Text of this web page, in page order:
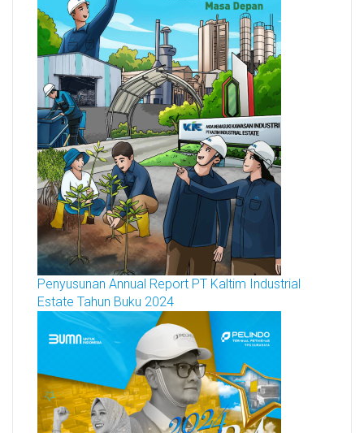
Penyusunan Annual Report PT Kaltim Industrial
Estate Tahun Buku 2024